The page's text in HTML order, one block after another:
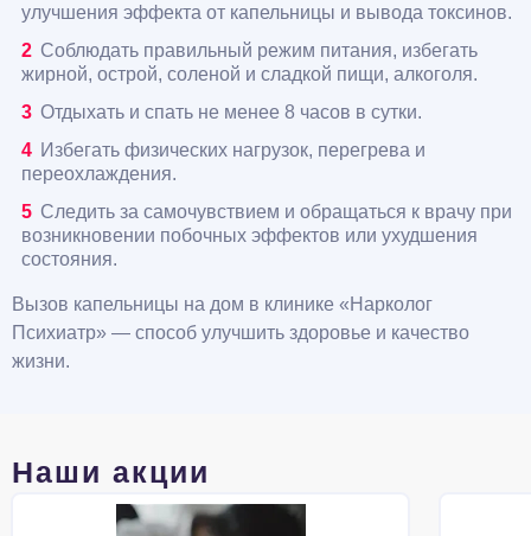
улучшения эффекта от капельницы и вывода токсинов.
Соблюдать правильный режим питания, избегать
жирной, острой, соленой и сладкой пищи, алкоголя.
Отдыхать и спать не менее 8 часов в сутки.
Избегать физических нагрузок, перегрева и
переохлаждения.
Следить за самочувствием и обращаться к врачу при
возникновении побочных эффектов или ухудшения
состояния.
Вызов капельницы на дом в клинике «Нарколог
Психиатр» — способ улучшить здоровье и качество
жизни.
Наши акции